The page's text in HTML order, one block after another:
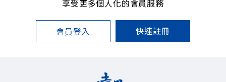
享受更多個人化的會員服務
會員登入 快速註冊